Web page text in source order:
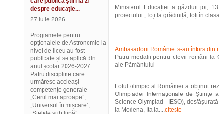
despre educație...
27 iulie 2026
Programele pentru
opționalele de Astronomie la
nivel de liceu au fost
publicate și se aplică din
anul școlar 2026-2027.
Patru discipline care
urmăresc aceleași
competențe generale:
„Cerul mai aproape”,
„Universul în mișcare”,
Ministerul Educației a găzduit joi,
proiectului „Toți la grădiniță, toți în clasa
Ambasadorii României s-au întors din
Patru medalii pentru elevii români la
ale Pământului
Lotul olimpic al României a obținut
Olimpiadei Internaționale de Științe
Science Olympiad - IESO),
la Modena, Italia....citeste